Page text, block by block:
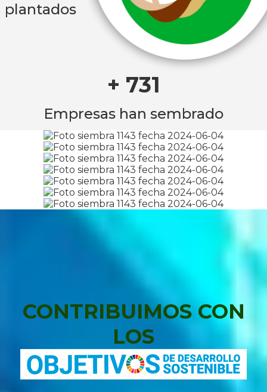
plantados
+ 731
Empresas han sembrado
CONTRIBUIMOS CON
LOS